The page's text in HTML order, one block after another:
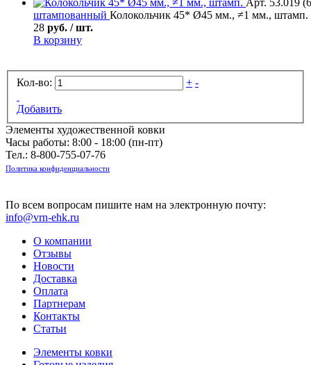
Арт. 53.019
штампованный Колокольчик 45* Ø45 мм., ≠1 мм., штамп.
28 руб. / шт.
В корзину
Кол-во: + -
Добавить
Элементы художественной ковки
Часы работы: 8:00 - 18:00 (пн-пт)
Тел.: 8-800-755-07-76
Политика конфиденциальности
По всем вопросам пишите нам на электронную почту:
info@vrn-ehk.ru
О компании
Отзывы
Новости
Доставка
Оплата
Партнерам
Контакты
Статьи
Элементы ковки